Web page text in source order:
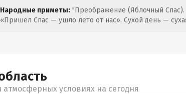
Народные приметы: "Преображение (Яблочный
«Пришел Спас — ушло лето от нас». Сухой день —
условиях на сегодня